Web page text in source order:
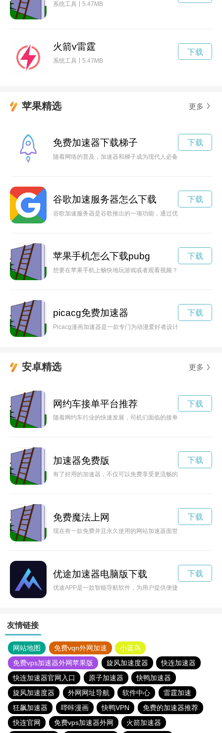
系统工具 5.47MB
火箭v雷霆
系统工具 5.47MB
下载
苹果精选 更多
免费加速器下载梯子
随着网络的普及，加速器和梯子成为现代人必备的上网工具。
下载
谷歌加速服务器怎么下载
谷歌加速服务器是谷歌推出的一项功能，通过优化网页加载速
下载
苹果手机怎么下载pubg
想要在苹果手机上畅快地玩游戏或者观看视频？那就赶快下载
下载
picacg免费加速器
Picacg漫画加速器是一款专门为动漫爱好者设计的加速器工具
下载
安卓精选 更多
网约车接单平台推荐
随着网约车行业的快速发展，司机们面临的接单压力也在增加
下载
加速器免费版
有了好用的加速器，不仅可以免费享受更流畅的网络体验，还
下载
免费魔法上网
现在有一款免费并且永久使用的网站加速器面世了，让您的网站
下载
优途加速器电脑版下载
优途APP是一款智能导航软件，为用户提供便捷的出行服务。
下载
友情链接
网站地图 免费vqn外网加速
小蓝鸟
免费vps加速器外网苹果版
旋风加速度器
快连加速器
快连加速器官网入口
原子加速器
快鸭加速器
旋风加速度器
外网网址导航 软件中心
雷霆加速
狂飙加速器
哔咔漫画 快鸭VPN
免费的加速器推荐
快连官网
免费vps加速器外网 火箭加速器